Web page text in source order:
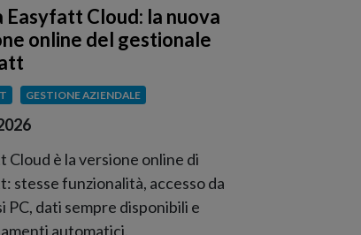
Cloud: la nuova
online del gestionale
GESTIONE AZIENDALE
Cloud è la versione online di
stesse funzionalità, accesso da
PC, dati sempre disponibili e
automatici.